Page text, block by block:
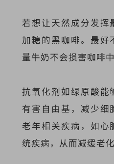
若想让天然成分发挥
加糖的黑咖啡。最好
量牛奶不会损害咖啡
抗氧化剂如绿原酸能
有害自由基，减少细
老年相关疾病，如心
统疾病，从而减缓老化